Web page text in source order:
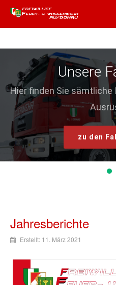
Unsere
Hier finden Sie
zu den
Jahresberichte
Erstellt: 11. März 2021